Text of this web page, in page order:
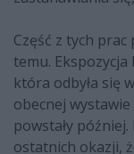
Część z tych
temu. Ekspozycja
która odbyła się
obecnej
powstały
ostatnich okazji,